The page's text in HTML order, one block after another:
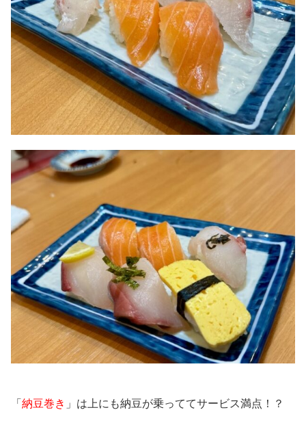
「 納豆巻き 」は上にも納豆が乗っててサービス満点！？